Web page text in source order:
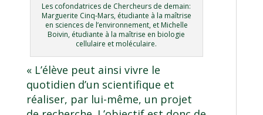
Les cofondatrices de Chercheurs de demain:
Marguerite Cinq-Mars, étudiante à la maîtrise
en sciences de l’environnement, et Michelle
Boivin, étudiante à la maîtrise en biologie
cellulaire et moléculaire.
« L’élève peut ainsi vivre le
quotidien d’un scientifique et
réaliser, par lui-même, un projet